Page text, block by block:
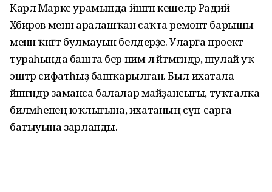
Карл Маркс урамында йәшәгән кешеләр Радий
Хәбиров менән аралашҡан саҡта ремонт барышы
менән ҡәнәғәт булмауын белдерҙе. Уларға проект
тураһында башта бер нимә лә әйтмәгәндәр, шулай уҡ
эштәр сифатһыҙ башҡарылған. Был ихатала
йәшәгәндәр заманса балалар майҙансығы, туҡталҡа
биләмәһенең юҡлығына, ихатаның сүп-сарға
батыуына зарланды.